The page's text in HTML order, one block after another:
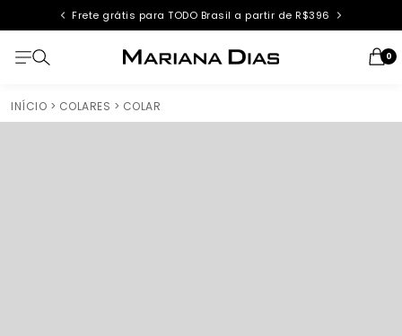
Frete grátis para TODO Brasil a partir de R$396
0
INÍCIO > COLARES > COLAR